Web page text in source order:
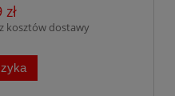
zł
kosztów dostawy